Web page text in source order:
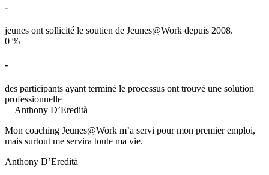
-
jeunes ont sollicité le soutien de Jeunes@Work depuis 2008.
0 %
-
des participants ayant terminé le processus ont trouvé une solution
professionnelle
Mon coaching Jeunes@Work m’a servi pour mon premier emploi,
mais surtout me servira toute ma vie.
Anthony D’Eredità